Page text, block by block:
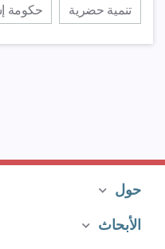
تهدف هذه
بالفوائد
تنمية حضرية
حكومة
حول
الأبحاث